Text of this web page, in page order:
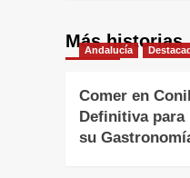
Más historias
Andalucía
Comer en
Definitiva
su